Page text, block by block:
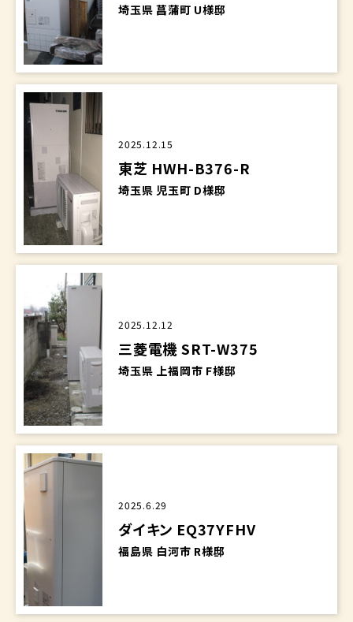
埼玉県 菖蒲町 U様邸
2025.12.15
東芝 HWH-B376-R
埼玉県 児玉町 D様邸
2025.12.12
三菱電機 SRT-W375
埼玉県 上福岡市 F様邸
2025.6.29
ダイキン EQ37YFHV
福島県 白河市 R様邸